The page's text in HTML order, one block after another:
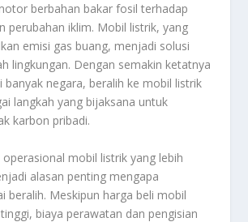
berbahan bakar fosil terhadap
perubahan iklim. Mobil listrik, yang
emisi gas buang, menjadi solusi
lingkungan. Dengan semakin ketatnya
banyak negara, beralih ke mobil listrik
langkah yang bijaksana untuk
karbon pribadi.
operasional mobil listrik yang lebih
alasan penting mengapa
beralih. Meskipun harga beli mobil
biaya perawatan dan pengisian